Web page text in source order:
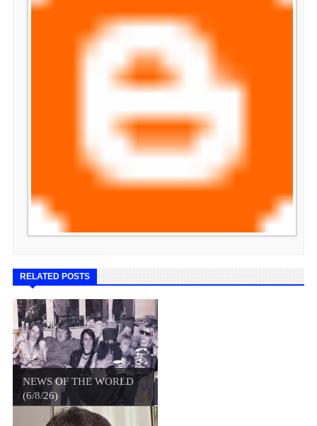
RELATED POSTS
NEWS OF THE WORLD
(6/8/26)